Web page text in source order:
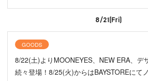
8/21(Fri)
GOODS
8/22(土)よりMOONEYES、NEW ERA、デ
続々登場！8/25(火)からはBAYSTOREにて